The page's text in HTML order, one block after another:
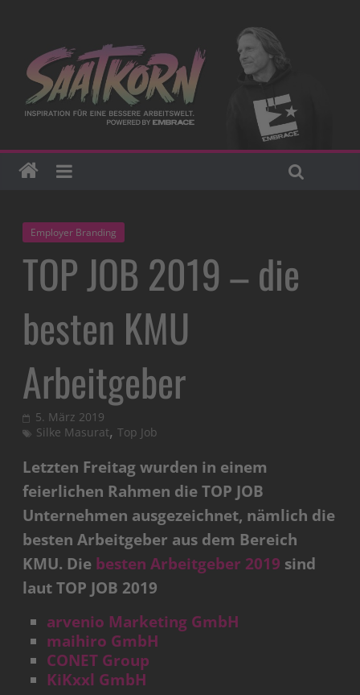
Employer Branding
TOP JOB 2019 – die
besten KMU
Arbeitgeber
5. März 2019
Silke Masurat,Top Job
Letzten Freitag wurden in einem
feierlichen Rahmen die TOP JOB
Unternehmen ausgezeichnet, nämlich die
besten Arbeitgeber aus dem Bereich
KMU. Die besten Arbeitgeber 2019 sind
laut TOP JOB 2019
arvenio Marketing GmbH
maihiro GmbH
CONET Group
KiKxxl GmbH